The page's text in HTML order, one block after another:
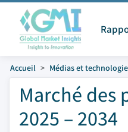
Accueil Médias et technologie
Marché des
2025 – 2034